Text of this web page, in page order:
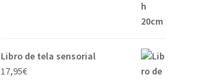
Libro de tela sensorial
17,95€